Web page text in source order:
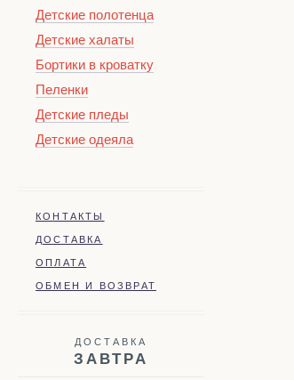
Детские полотенца
Детские халаты
Бортики в кроватку
Пеленки
Детские пледы
Детские одеяла
КОНТАКТЫ
ДОСТАВКА
ОПЛАТА
ОБМЕН И ВОЗВРАТ
ДОСТАВКА
ЗАВТРА